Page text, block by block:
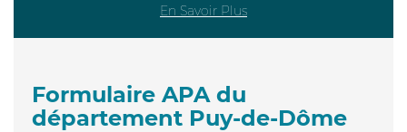
En Savoir Plus
Formulaire APA du
département Puy-de-Dôme